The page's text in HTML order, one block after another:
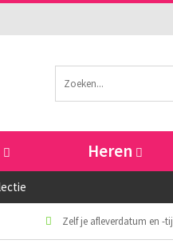
Heren
Zelf je afleverdatum en -